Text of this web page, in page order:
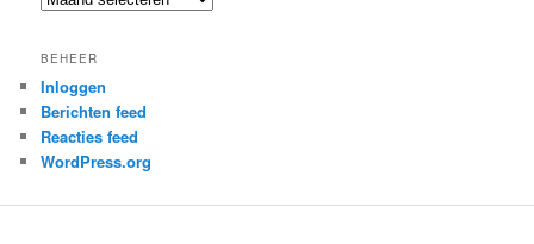
BEHEER
Inloggen
Berichten feed
Reacties feed
WordPress.org